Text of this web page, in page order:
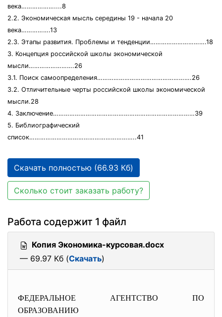
века………………....8
2.2. Экономическая мысль середины 19 - начала 20
века…………….13
2.3. Этапы развития. Проблемы и тенденции………………………….18
3. Концепция российской школы экономической
мысли…………………….26
3.1. Поиск самоопределения…………………………………………….26
3.2. Отличительные черты российской школы экономической
мысли.28
4. Заключение……………………………………………………………………39
5. Библиографический
список…………………………………………………..41
Скачать полностью (66.93 Кб)
Сколько стоит заказать работу?
Работа содержит 1 файл
Копия Экономика-курсовая.docx
— 69.97 Кб (Скачать)
ФЕДЕРАЛЬНОЕ АГЕНТСТВО ПО
ОБРАЗОВАНИЮ